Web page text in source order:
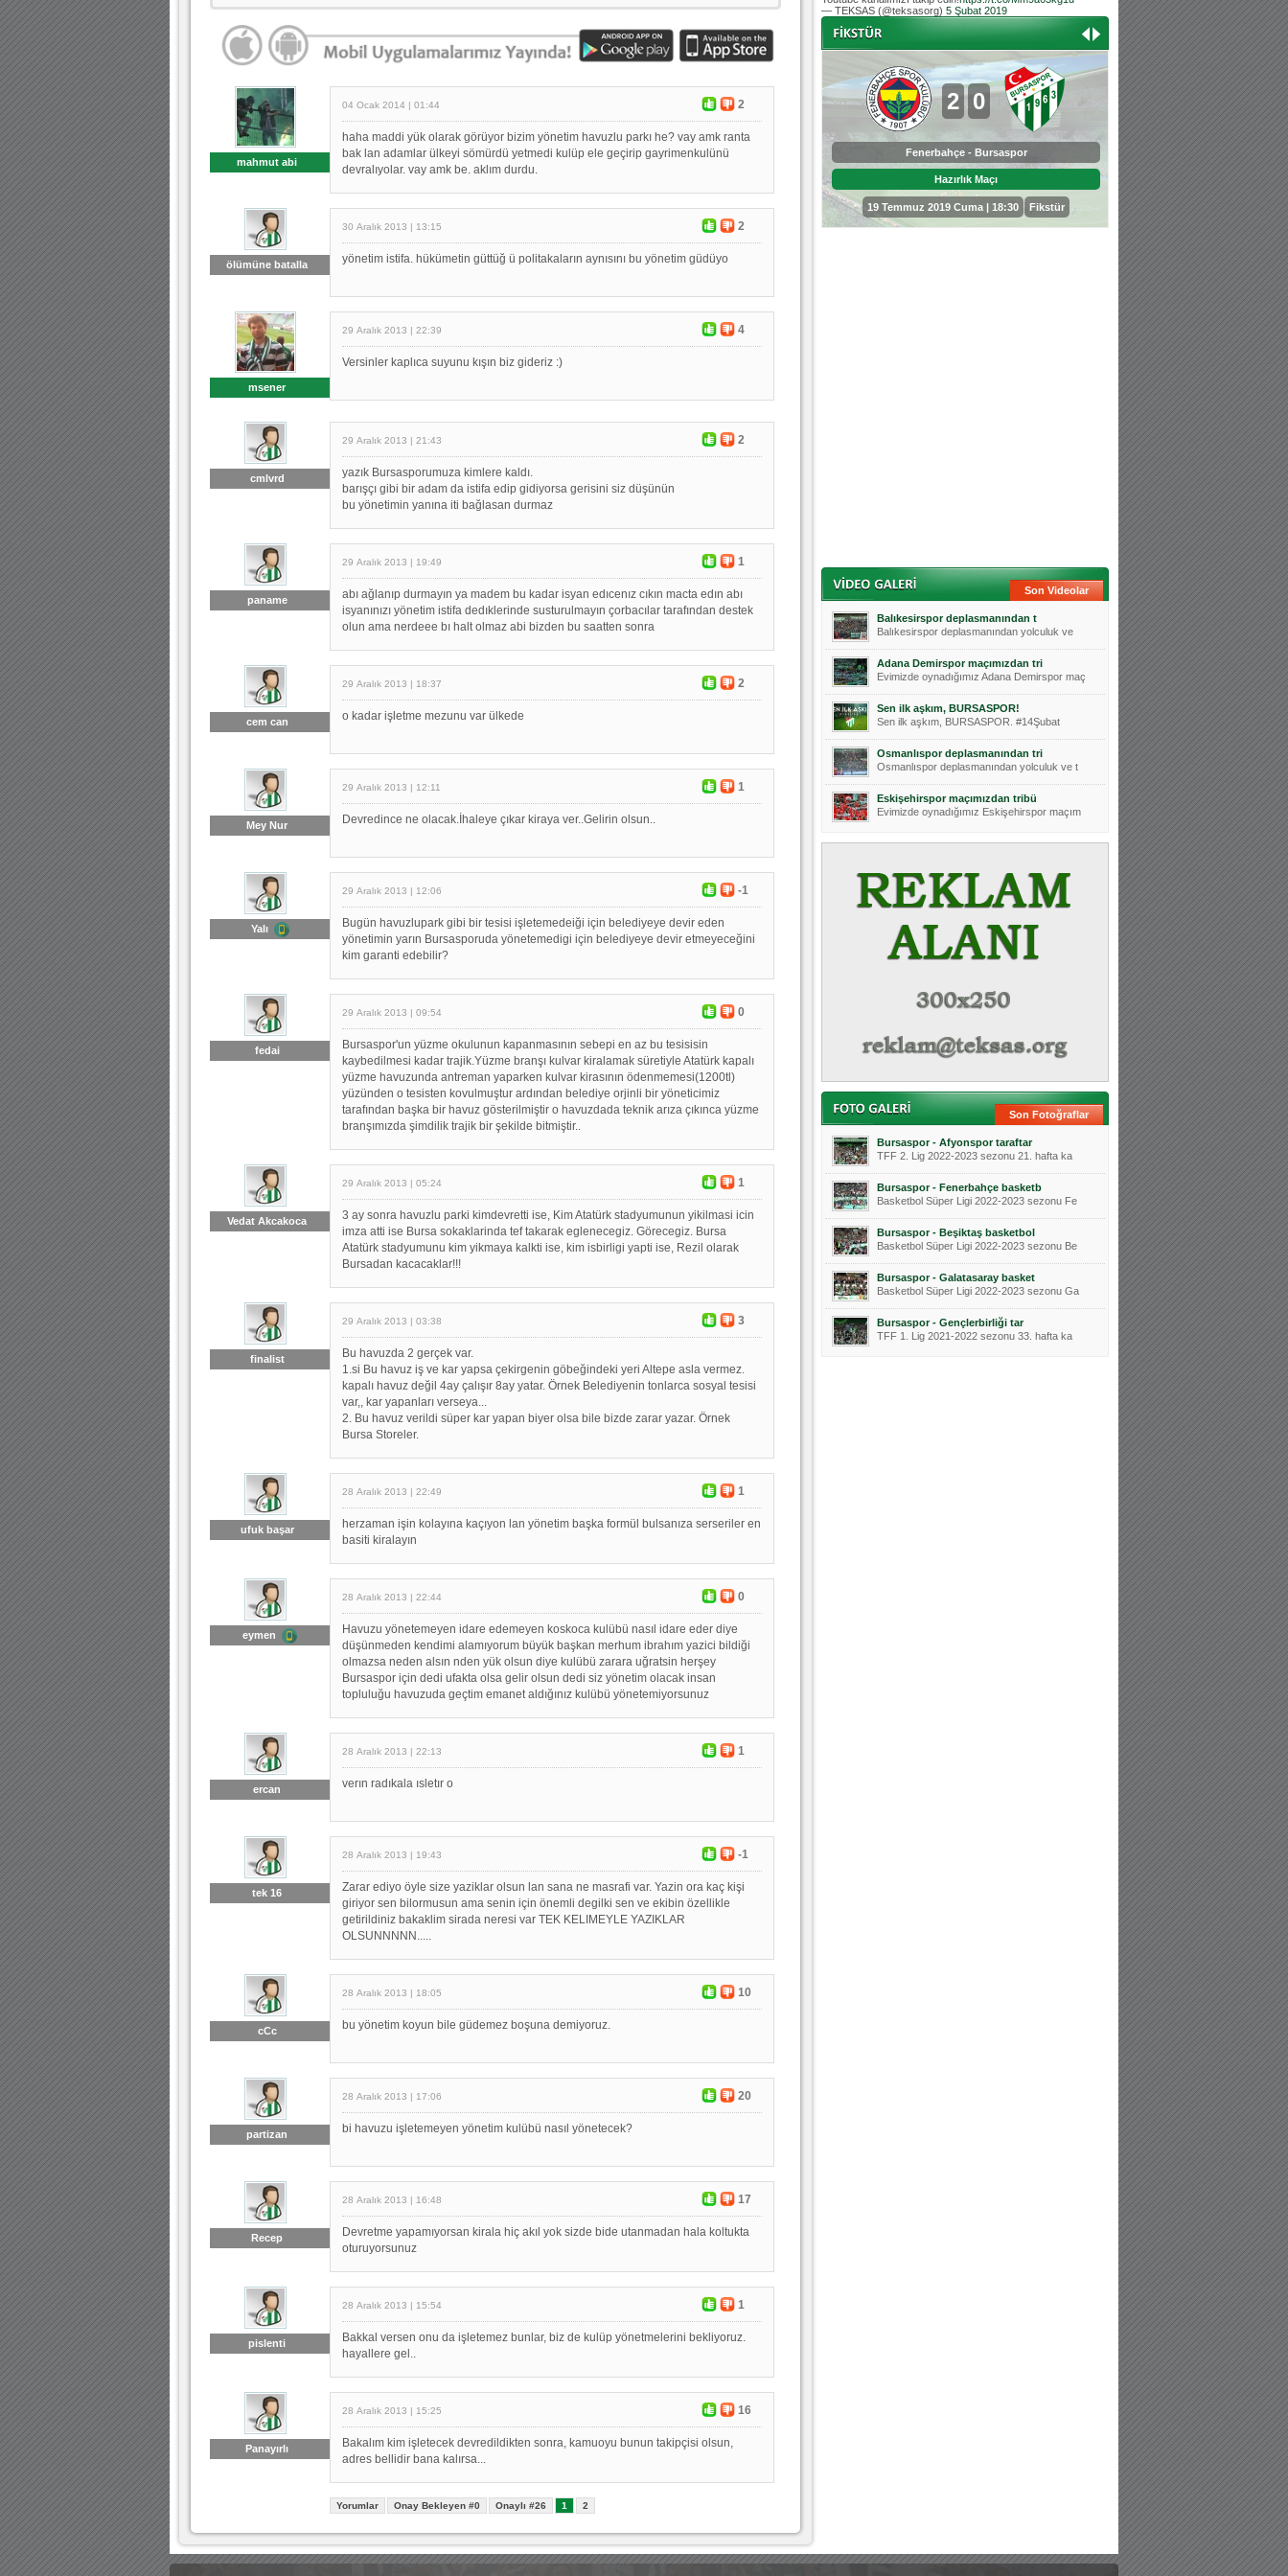
mahmut abi
04 Ocak 2014 | 01:44 2
haha maddi yük olarak görüyor bizim yönetim havuzlu parkı he? vay amk ranta
bak lan adamlar ülkeyi sömürdü yetmedi kulüp ele geçirip gayrimenkulünü
devralıyolar. vay amk be. aklım durdu.
ölümüne batalla
30 Aralık 2013 | 13:15 2
yönetim istifa. hükümetin güttüğ ü politakaların aynısını bu yönetim güdüyo
msener
29 Aralık 2013 | 22:39 4
Versinler kaplıca suyunu kışın biz gideriz :)
cmlvrd
29 Aralık 2013 | 21:43 2
yazık Bursasporumuza kimlere kaldı.
barışçı gibi bir adam da istifa edip gidiyorsa gerisini siz düşünün
bu yönetimin yanına iti bağlasan durmaz
paname
29 Aralık 2013 | 19:49 1
abı ağlanıp durmayın ya madem bu kadar isyan edıcenız cıkın macta edın abı
isyanınızı yönetim istifa dedıklerinde susturulmayın çorbacılar tarafından destek
olun ama nerdeee bı halt olmaz abi bizden bu saatten sonra
cem can
29 Aralık 2013 | 18:37 2
o kadar işletme mezunu var ülkede
Mey Nur
29 Aralık 2013 | 12:11 1
Devredince ne olacak.İhaleye çıkar kiraya ver..Gelirin olsun..
Yalı
29 Aralık 2013 | 12:06 -1
Bugün havuzlupark gibi bir tesisi işletemedeiği için belediyeye devir eden
yönetimin yarın Bursasporuda yönetemedigi için belediyeye devir etmeyeceğini
kim garanti edebilir?
fedai
29 Aralık 2013 | 09:54 0
Bursaspor'un yüzme okulunun kapanmasının sebepi en az bu tesisisin
kaybedilmesi kadar trajik.Yüzme branşı kulvar kiralamak süretiyle Atatürk kapalı
yüzme havuzunda antreman yaparken kulvar kirasının ödenmemesi(1200tl)
yüzünden o tesisten kovulmuştur ardından belediye orjinli bir yöneticimiz
tarafından başka bir havuz gösterilmiştir o havuzdada teknik arıza çıkınca yüzme
branşımızda şimdilik trajik bir şekilde bitmiştir..
Vedat Akcakoca
29 Aralık 2013 | 05:24 1
3 ay sonra havuzlu parki kimdevretti ise, Kim Atatürk stadyumunun yikilmasi icin
imza atti ise Bursa sokaklarinda tef takarak eglenecegiz. Görecegiz. Bursa
Atatürk stadyumunu kim yikmaya kalkti ise, kim isbirligi yapti ise, Rezil olarak
Bursadan kacacaklar!!!
finalist
29 Aralık 2013 | 03:38 3
Bu havuzda 2 gerçek var.
1.si Bu havuz iş ve kar yapsa çekirgenin göbeğindeki yeri Altepe asla vermez.
kapalı havuz değil 4ay çalışır 8ay yatar. Örnek Belediyenin tonlarca sosyal tesisi
var,, kar yapanları verseya...
2. Bu havuz verildi süper kar yapan biyer olsa bile bizde zarar yazar. Örnek
Bursa Storeler.
ufuk başar
28 Aralık 2013 | 22:49 1
herzaman işin kolayına kaçıyon lan yönetim başka formül bulsanıza serseriler en
basiti kiralayın
eymen
28 Aralık 2013 | 22:44 0
Havuzu yönetemeyen idare edemeyen koskoca kulübü nasıl idare eder diye
düşünmeden kendimi alamıyorum büyük başkan merhum ibrahım yazici bildiği
olmazsa neden alsın nden yük olsun diye kulübü zarara uğratsin herşey
Bursaspor için dedi ufakta olsa gelir olsun dedi siz yönetim olacak insan
topluluğu havuzuda geçtim emanet aldığınız kulübü yönetemiyorsunuz
ercan
28 Aralık 2013 | 22:13 1
verın radıkala ısletır o
tek 16
28 Aralık 2013 | 19:43 -1
Zarar ediyo öyle size yaziklar olsun lan sana ne masrafi var. Yazin ora kaç kişi
giriyor sen bilormusun ama senin için önemli degilki sen ve ekibin özellikle
getirildiniz bakaklim sirada neresi var TEK KELIMEYLE YAZIKLAR
OLSUNNNNN.....
cCc
28 Aralık 2013 | 18:05 10
bu yönetim koyun bile güdemez boşuna demiyoruz.
partizan
28 Aralık 2013 | 17:06 20
bi havuzu işletemeyen yönetim kulübü nasıl yönetecek?
Recep
28 Aralık 2013 | 16:48 17
Devretme yapamıyorsan kirala hiç akıl yok sizde bide utanmadan hala koltukta
oturuyorsunuz
pislenti
28 Aralık 2013 | 15:54 1
Bakkal versen onu da işletemez bunlar, biz de kulüp yönetmelerini bekliyoruz.
hayallere gel..
Panayırlı
28 Aralık 2013 | 15:25 16
Bakalım kim işletecek devredildikten sonra, kamuoyu bunun takipçisi olsun,
adres bellidir bana kalırsa...
Yorumlar Onay Bekleyen #0 Onaylı #26 1 2
Hoş geldin Aslan bebek!
Teksas tribününden Kaan İnal'ın dünya ta
Hoş geldin Güneş bebek!
Teksas tribününden Sadettin Çetinoğlu'nu
— TEKSAS (@teksasorg) 5 Şubat 2019
-
Bursaspor - Altınordu
04 Temmuz 2020 Cumartesi | 20:00 Fikstür
2 0
Fenerbahçe - Bursaspor
Hazırlık Maçı
19 Temmuz 2019 Cuma | 18:30 Fikstür
0 3
Bursaspor - Sepahan
Hazırlık Maçı
25 Temmuz 2019 Perşembe |
Son Videolar
Balıkesirspor deplasmanından t
Balıkesirspor deplasmanından yolculuk ve
Adana Demirspor maçımızdan tri
Evimizde oynadığımız Adana Demirspor maç
Sen ilk aşkım, BURSASPOR!
Sen ilk aşkım, BURSASPOR. #14Şubat
Osmanlıspor deplasmanından tri
Osmanlıspor deplasmanından yolculuk ve t
Eskişehirspor maçımızdan tribü
Evimizde oynadığımız Eskişehirspor maçım
Son Fotoğraflar
Bursaspor - Afyonspor taraftar
TFF 2. Lig 2022-2023 sezonu 21. hafta ka
Bursaspor - Fenerbahçe basketb
Basketbol Süper Ligi 2022-2023 sezonu Fe
Bursaspor - Beşiktaş basketbol
Basketbol Süper Ligi 2022-2023 sezonu Be
Bursaspor - Galatasaray basket
Basketbol Süper Ligi 2022-2023 sezonu Ga
Bursaspor - Gençlerbirliği tar
TFF 1. Lig 2021-2022 sezonu 33. hafta ka